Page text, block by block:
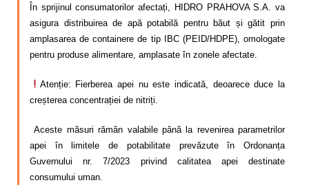
În sprijinul consumatorilor afectați, HIDRO PRAHOVA S.A. va
asigura distribuirea de apă potabilă pentru băut și gătit prin
amplasarea de containere de tip IBC (PEID/HDPE), omologate
pentru produse alimentare, amplasate în zonele afectate.
Atenție: Fierberea apei nu este indicată, deoarece duce la
creșterea concentrației de nitriți.
Aceste măsuri rămân valabile până la revenirea parametrilor
apei în limitele de potabilitate prevăzute în Ordonanța
Guvernului nr. 7/2023 privind calitatea apei destinate
consumului uman.